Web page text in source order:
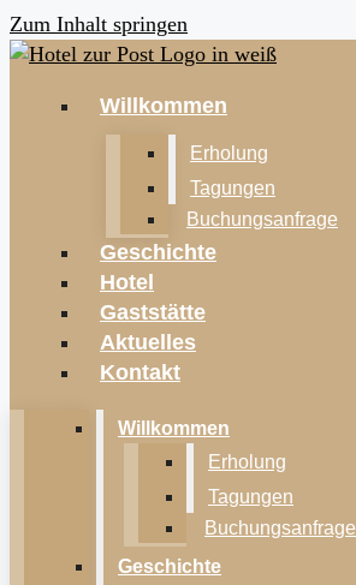
Zum Inhalt springen
Willkommen
Erholung
Tagungen
Buchungsanfrage
Geschichte
Hotel
Gaststätte
Aktuelles
Kontakt
Willkommen
Erholung
Tagungen
Buchungsanfrage
Geschichte